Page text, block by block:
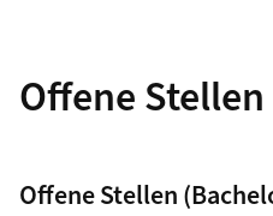
Offene Stellen
Offene Stellen